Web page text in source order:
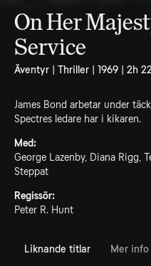
On Her
Service
Äventyr | Thriller | 1969 | 2h
James Bond arbetar under
Spectres ledare har i kikaren.
Med:
George Lazenby, Diana Rigg,
Steppat
Regissör:
Peter R. Hunt
Liknande titlar Mer info